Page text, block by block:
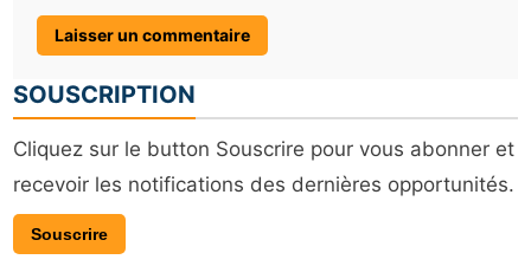
SOUSCRIPTION
Cliquez sur le button Souscrire pour vous abonner et
recevoir les notifications des dernières opportunités.
Souscrire